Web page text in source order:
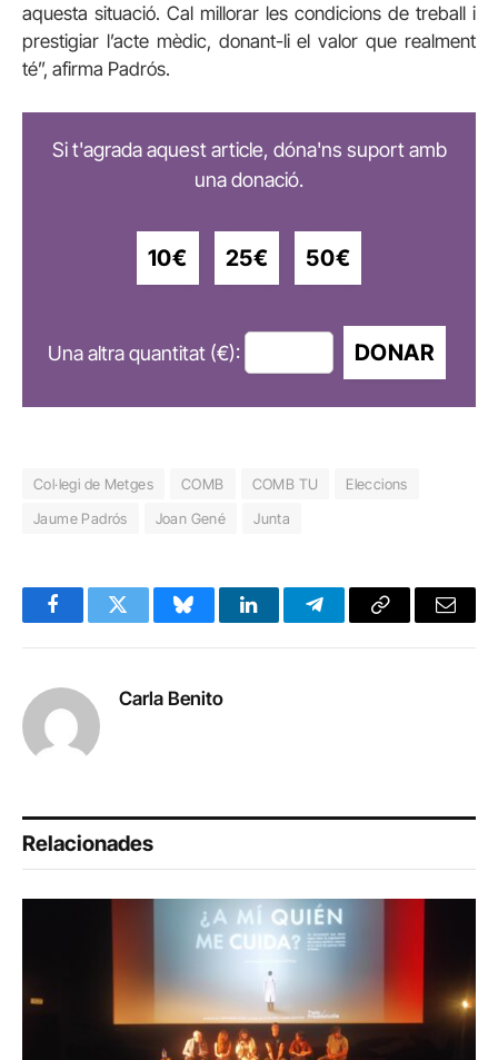
aquesta situació. Cal millorar les condicions de treball i
prestigiar l’acte mèdic, donant-li el valor que realment
té”, afirma Padrós.
Si t'agrada aquest article, dóna'ns suport amb
una donació.
10€ 25€ 50€
Una altra quantitat (€): DONAR
Col·legi de Metges COMB COMB TU
Eleccions
Jaume Padrós
Joan Gené Junta
FacebookTwitter BlueskyLinkedInTelegramCopy
Email
Carla Benito
Relacionades